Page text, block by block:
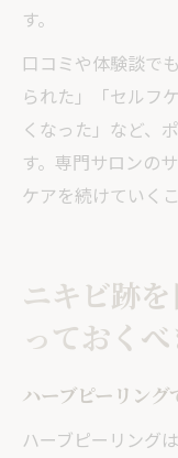
す。
口コミや体験談で
られた」「セルフ
くなった」など、
す。専門サロンの
ケアを続けていく
ニキビ跡
っておく
ハーブピーリン
ハーブピーリング